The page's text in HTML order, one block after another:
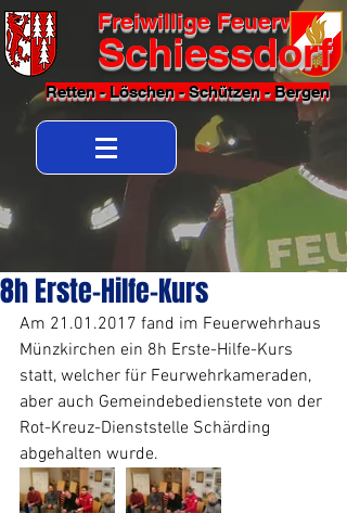
Freiwillige Feuerwehr
Schiessdorf
Retten - Löschen - Schützen - Bergen
8h Erste-Hilfe-Kurs
Am 21.01.2017 fand im Feuerwehrhaus
Münzkirchen ein 8h Erste-Hilfe-Kurs
statt, welcher für Feurwehrkameraden,
aber auch Gemeindebedienstete von der
Rot-Kreuz-Dienststelle Schärding
abgehalten wurde.